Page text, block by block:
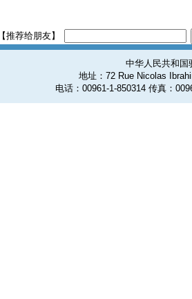
【推荐给朋友】
中华人民共和国
地址：72 Rue Nicolas
电话：00961-1-850314 传真：